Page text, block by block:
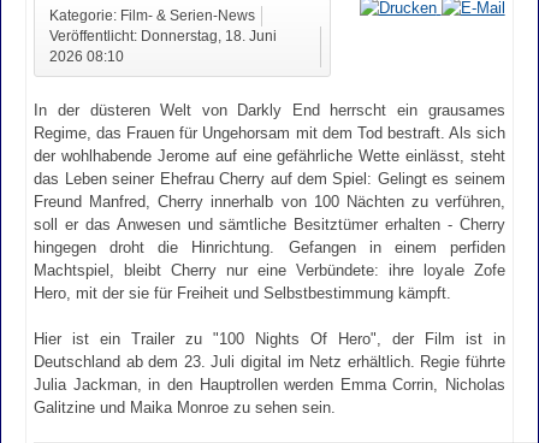
Kategorie: Film- & Serien-News
Veröffentlicht: Donnerstag, 18. Juni
2026 08:10
In der düsteren Welt von Darkly End herrscht ein grausames
Regime, das Frauen für Ungehorsam mit dem Tod bestraft. Als sich
der wohlhabende Jerome auf eine gefährliche Wette einlässt, steht
das Leben seiner Ehefrau Cherry auf dem Spiel: Gelingt es seinem
Freund Manfred, Cherry innerhalb von 100 Nächten zu verführen,
soll er das Anwesen und sämtliche Besitztümer erhalten - Cherry
hingegen droht die Hinrichtung. Gefangen in einem perfiden
Machtspiel, bleibt Cherry nur eine Verbündete: ihre loyale Zofe
Hero, mit der sie für Freiheit und Selbstbestimmung kämpft.
Hier ist ein Trailer zu "100 Nights Of Hero", der Film ist in
Deutschland ab dem 23. Juli digital im Netz erhältlich. Regie führte
Julia Jackman, in den Hauptrollen werden Emma Corrin, Nicholas
Galitzine und Maika Monroe zu sehen sein.